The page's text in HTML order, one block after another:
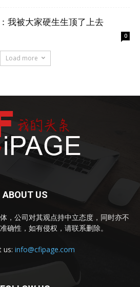
我被大家硬生生顶了上去
0
Load more
ABOUT US
，公司对其观点持中立态度，同时亦不
确性，如有侵权，请联系删除。
us: info@cfipage.com